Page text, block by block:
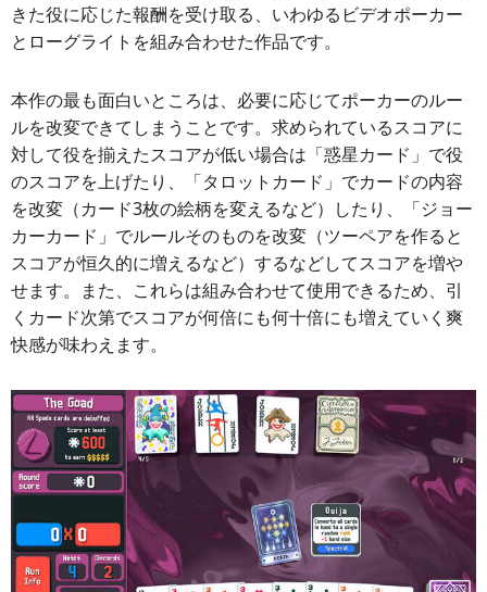
きた役に応じた報酬を受け取る、いわゆるビデオポーカー
とローグライトを組み合わせた作品です。
本作の最も面白いところは、必要に応じてポーカーのルー
ルを改変できてしまうことです。求められているスコアに
対して役を揃えたスコアが低い場合は「惑星カード」で役
のスコアを上げたり、「タロットカード」でカードの内容
を改変（カード3枚の絵柄を変えるなど）したり、「ジョー
カーカード」でルールそのものを改変（ツーペアを作ると
スコアが恒久的に増えるなど）するなどしてスコアを増や
せます。また、これらは組み合わせて使用できるため、引
くカード次第でスコアが何倍にも何十倍にも増えていく爽
快感が味わえます。